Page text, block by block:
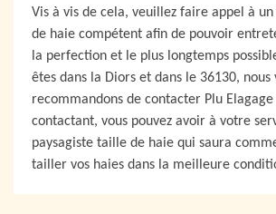
Vis à vis de cela, veuillez faire appel à
de haie compétent afin de pouvoir
la perfection et le plus longtemps
êtes dans la Diors et dans le 36130, nous
recommandons de contacter Plu
contactant, vous pouvez avoir à votre
paysagiste taille de haie qui saura
tailler vos haies dans la meilleure